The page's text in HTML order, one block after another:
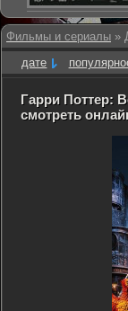
Фильмы и сериалы »
дате
Гарри Поттер:
смотреть